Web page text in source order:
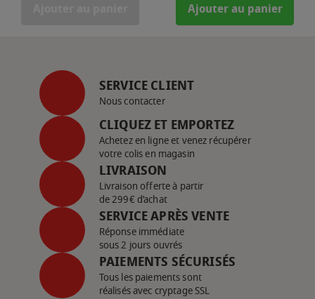
Ajouter au panier
SERVICE CLIENT
Nous contacter
CLIQUEZ ET EMPORTEZ
Achetez en ligne et venez récupérer
votre colis en magasin
LIVRAISON
Livraison offerte à partir
de 299€ d’achat
SERVICE APRÈS VENTE
Réponse immédiate
sous 2 jours ouvrés
PAIEMENTS SÉCURISÉS
Tous les paiements sont
réalisés avec cryptage SSL